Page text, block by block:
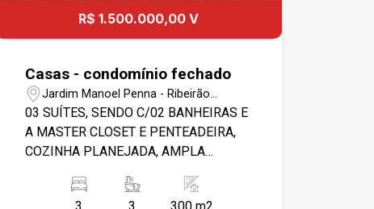
R$ 1.500.000,00 V
Casas - condomínio fechado
Jardim Manoel Penna - Ribeirão
Preto/SP
03 SUÍTES, SENDO C/02 BANHEIRAS E
A MASTER CLOSET E PENTEADEIRA,
COZINHA PLANEJADA, AMPLA
COMPLETA, 06 VAGAS DE GARAGEM